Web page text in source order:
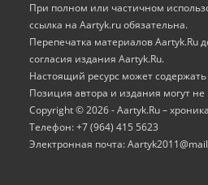
При полном или частичном
ссылка на Aartyk.ru oбязательна.
Перепечатка материалов Aartyk.Ru
согласия издания Aartyk.Ru.
Настоящий ресурс может
Позиция автора и издания могут не
Copyright © 2026 - Aartyk.Ru –
Телефон: +7 (964) 415 5623
Электронная почта: